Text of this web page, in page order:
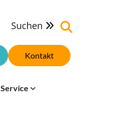
Suchen 
Kontakt
Service